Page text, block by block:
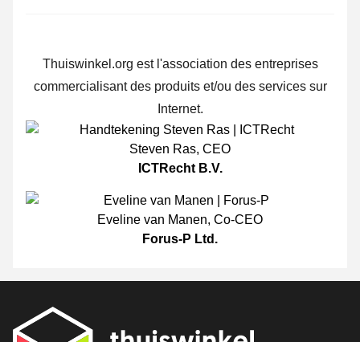
Thuiswinkel.org est l'association des entreprises
commercialisant des produits et/ou des services sur
Internet.
Steven Ras, CEO
ICTRecht B.V.
Eveline van Manen, Co-CEO
Forus-P Ltd.